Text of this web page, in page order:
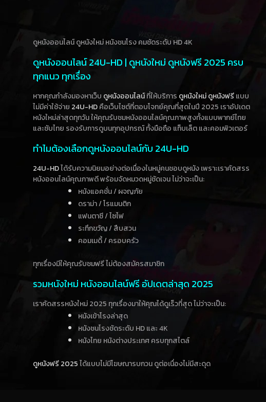
ดูหนังออนไลน์ ดูหนังใหม่ หนังชนโรง คมชัดระดับ HD 4K
ดูหนังออนไลน์ 24U-HD | ดูหนังใหม่ ดูหนังฟรี 2025 ครบ
ทุกแนว ทุกเรื่อง
หากคุณกำลังมองหาเว็บ ดูหนังออนไลน์ที่ให้บริการ ดูหนังใหม่ดูหนังฟรีแบบ
ไม่มีค่าใช้จ่าย 24U-HDคือเว็บไซต์ที่ตอบโจทย์คุณที่สุดในปี 2025 เราอัปเดต
หนังใหม่ล่าสุดทุกวัน ให้คุณรับชมหนังออนไลน์คุณภาพสูงทั้งแบบพากย์ไทย
และซับไทย รองรับการดูบนทุกอุปกรณ์ ทั้งมือถือ แท็บเล็ต และคอมพิวเตอร์
ทำไมต้องเลือกดูหนังออนไลน์กับ 24U-HD
24U-HDได้รับความนิยมอย่างต่อเนื่องในหมู่คนชอบดูหนัง เพราะเราคัดสรร
หนังออนไลน์คุณภาพดี พร้อมจัดหมวดหมู่ชัดเจน ไม่ว่าจะเป็น:
หนังแอคชั่น / ผจญภัย
ดราม่า / โรแมนติก
แฟนตาซี / ไซไฟ
ระทึกขวัญ / สืบสวน
คอมเมดี้ / ครอบครัว
ทุกเรื่องมีให้คุณรับชมฟรี ไม่ต้องสมัครสมาชิก
รวมหนังใหม่ หนังออนไลน์ฟรี อัปเดตล่าสุด 2025
เราคัดสรรหนังใหม่ 2025 ทุกเรื่องมาให้คุณได้ดูเร็วที่สุด ไม่ว่าจะเป็น:
หนังเข้าโรงล่าสุด
หนังชนโรงชัดระดับ HD และ 4K
หนังไทย หนังต่างประเทศ ครบทุกสไตล์
ดูหนังฟรี 2025ได้แบบไม่มีโฆษณารบกวน ดูต่อเนื่องไม่มีสะดุด